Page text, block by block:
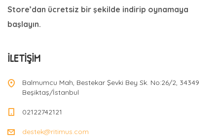
Store’dan ücretsiz bir şekilde indirip oynamaya
başlayın.
İLETIŞIM
Balmumcu Mah, Bestekar Şevki Bey Sk. No:26/2, 34349
Beşiktaş/İstanbul
02122742121
destek@ritimus.com